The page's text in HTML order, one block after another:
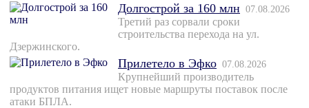
Долгострой за 160 млн 07.08.2026
Третий раз сорвали сроки
строительства перехода на ул.
Дзержинского.
Прилетело в Эфко 07.08.2026
Крупнейший производитель
продуктов питания ищет новые маршруты поставок после
атаки БПЛА.